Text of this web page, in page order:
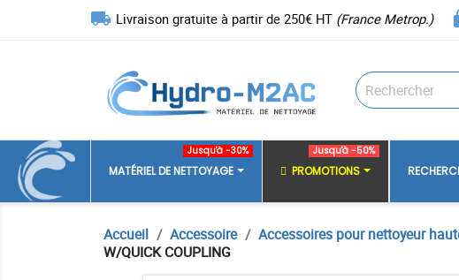
local_shipping Livraison gratuite à partir de 250€ HT (France Metrop.)
MATÉRIEL DE NETTOYAGE
Jusqu'à -30%
PROMOTIONS
Jusqu'à -50%
Accueil Accessoire Accessoires pour nettoyeur
W/QUICK COUPLING